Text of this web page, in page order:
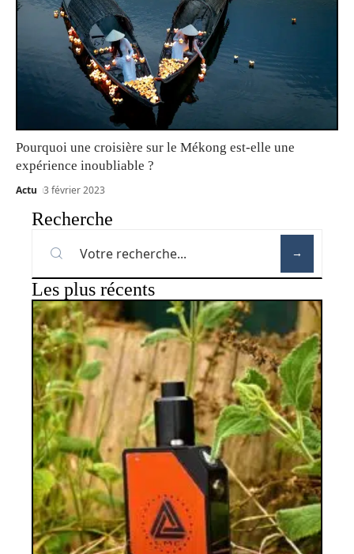
Pourquoi une croisière sur le Mékong est-elle une
expérience inoubliable ?
Actu 3 février 2023
Recherche
Les plus récents